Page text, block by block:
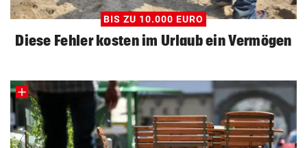
BIS ZU 10.000 EURO
Diese Fehler kosten im Urlaub ein Vermögen